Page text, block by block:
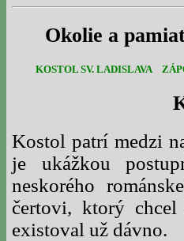
Okolie a
KOSTOL SV. LADISLAVA
Kostol patrí medzi
je ukážkou
neskorého
čertovi, ktorý
existoval už dávno.